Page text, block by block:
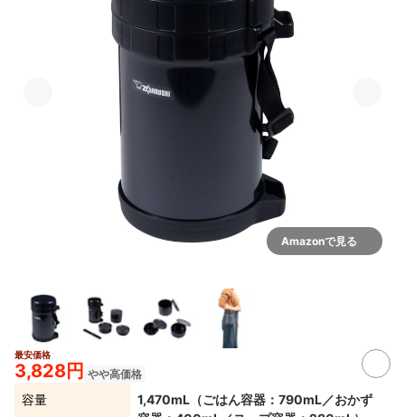
Amazonで見る
最安価格
3,828円 やや高価格
容量
1,470mL（ごはん容器：790mL／おかず